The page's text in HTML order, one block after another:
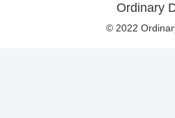
Ordinary
© 2022